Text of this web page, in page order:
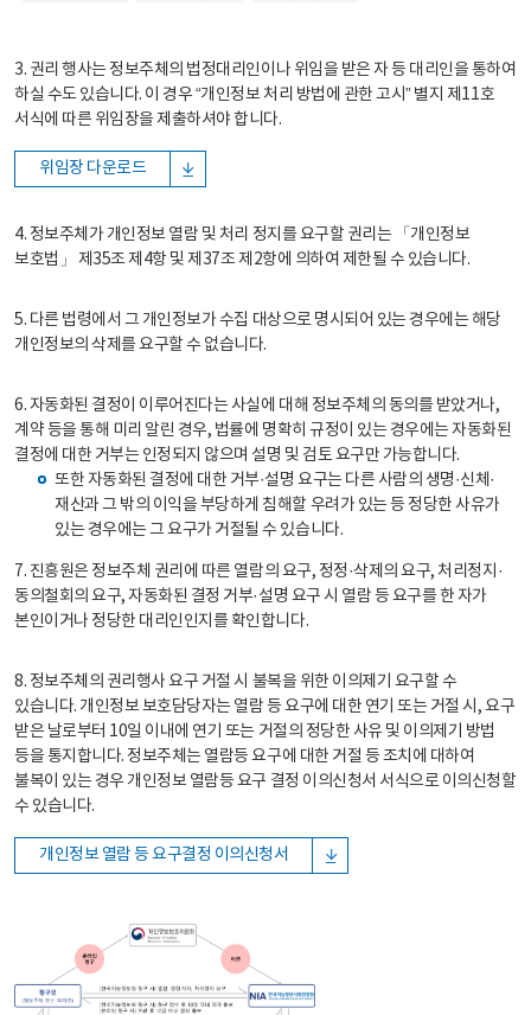
3. 권리 행사는 정보주체의 법정대리인이나 위임을 받은 자 등 대리인을 통하여
하실 수도 있습니다. 이 경우 “개인정보 처리 방법에 관한 고시” 별지 제11호
서식에 따른 위임장을 제출하셔야 합니다.
위임장 다운로드
4. 정보주체가 개인정보 열람 및 처리 정지를 요구할 권리는 「개인정보
보호법」 제35조 제4항 및 제37조 제2항에 의하여 제한될 수 있습니다.
5. 다른 법령에서 그 개인정보가 수집 대상으로 명시되어 있는 경우에는 해당
개인정보의 삭제를 요구할 수 없습니다.
6. 자동화된 결정이 이루어진다는 사실에 대해 정보주체의 동의를 받았거나,
계약 등을 통해 미리 알린 경우, 법률에 명확히 규정이 있는 경우에는 자동화된
결정에 대한 거부는 인정되지 않으며 설명 및 검토 요구만 가능합니다.
또한 자동화된 결정에 대한 거부·설명 요구는 다른 사람의 생명·신체·
재산과 그 밖의 이익을 부당하게 침해할 우려가 있는 등 정당한 사유가
있는 경우에는 그 요구가 거절될 수 있습니다.
7. 진흥원은 정보주체 권리에 따른 열람의 요구, 정정·삭제의 요구, 처리정지·
동의철회의 요구, 자동화된 결정 거부·설명 요구 시 열람 등 요구를 한 자가
본인이거나 정당한 대리인인지를 확인합니다.
8. 정보주체의 권리행사 요구 거절 시 불복을 위한 이의제기 요구할 수
있습니다. 개인정보 보호담당자는 열람 등 요구에 대한 연기 또는 거절 시, 요구
받은 날로부터 10일 이내에 연기 또는 거절의 정당한 사유 및 이의제기 방법
등을 통지합니다. 정보주체는 열람등 요구에 대한 거절 등 조치에 대하여
불복이 있는 경우 개인정보 열람등 요구 결정 이의신청서 서식으로 이의신청할
수 있습니다.
개인정보 열람 등 요구결정 이의신청서